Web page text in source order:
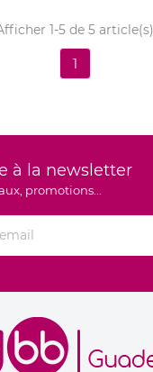
1-5 de 5 article(s)
1
à la newsletter
promotions...